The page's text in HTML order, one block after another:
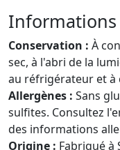
Conservation : À
sec, à l'abri de la
au réfrigérateur et à
Allergènes : Sans
sulfites. Consultez
des informations
Origine : Fabriqué à